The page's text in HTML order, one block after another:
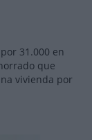
31.000 en
que
vivienda por